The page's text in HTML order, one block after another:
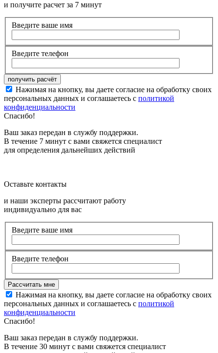
и получите расчет за 7 минут
Введите ваше имя
Введите телефон
Нажимая на кнопку, вы даете согласие на обработку своих
персональных данных и соглашаетесь с политикой
конфиденциальности
Спасибо!
Ваш заказ передан в службу поддержки.
В течение 7 минут с вами свяжется специалист
для определения дальнейших действий
Оставьте контакты
и наши эксперты рассчитают работу
индивидуально для вас
Введите ваше имя
Введите телефон
Нажимая на кнопку, вы даете согласие на обработку своих
персональных данных и соглашаетесь с политикой
конфиденциальности
Спасибо!
Ваш заказ передан в службу поддержки.
В течение 30 минут с вами свяжется специалист